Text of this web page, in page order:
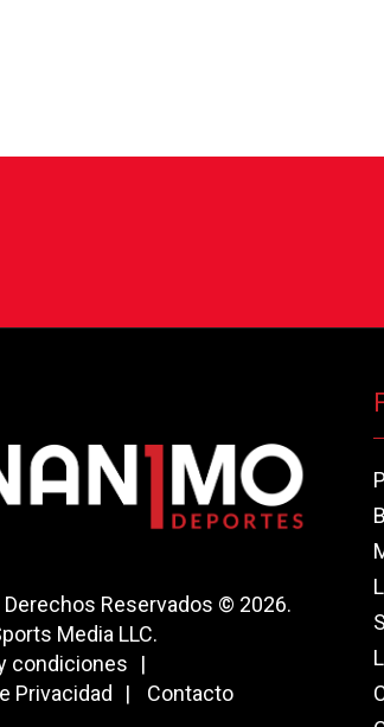
Reservados © 2026.
Media LLC.
condiciones
Privacidad
Contacto